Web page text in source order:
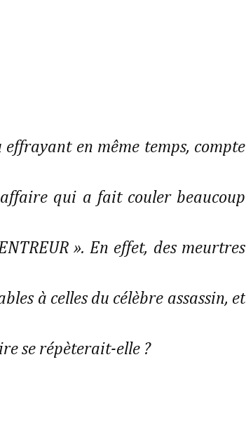
en même temps, compte
qui a fait couler beaucoup
». En effet, des meurtres
à celles du célèbre assassin, et
se répèterait-elle ?